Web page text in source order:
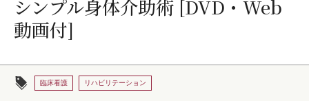
シンプル身体介助術 [DVD・Web
動画付]
臨床看護 リハビリテーション